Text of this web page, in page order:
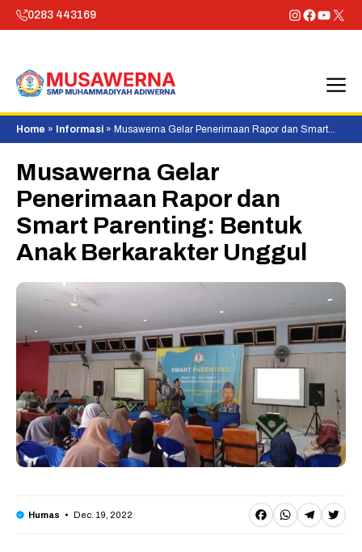
Skip
to
0283 443169 Instagram
X
Home » Informasi » Musawerna Gelar Penerimaan Rapor dan Smart
Parenting: Bentuk Anak Berkarakter Unggul
Musawerna Gelar
Penerimaan Rapor dan
Smart Parenting: Bentuk
Anak Berkarakter Unggul
Humas Dec. 19, 2022
F WT T